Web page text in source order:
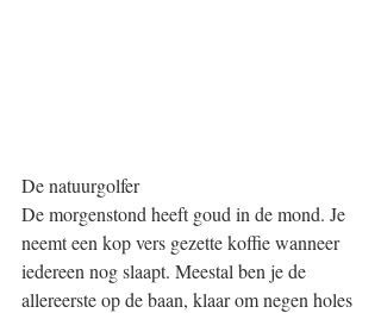
De natuurgolfer
De morgenstond heeft goud in de mond. Je
neemt een kop vers gezette koffie wanneer
iedereen nog slaapt. Meestal ben je de
allereerste op de baan, klaar om negen holes